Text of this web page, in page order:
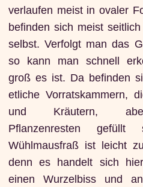
verlaufen meist in ovaler
befinden sich meist
selbst. Verfolgt man das
so kann man schnell
groß es ist. Da befinden
etliche Vorratskammern,
und Kräutern,
Pflanzenresten
Wühlmausfraß ist leicht
denn es handelt sich
einen Wurzelbiss und